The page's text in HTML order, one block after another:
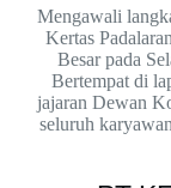
Mengawali
Kertas
Besar pada
Bertempat di
jajaran Dewan
seluruh